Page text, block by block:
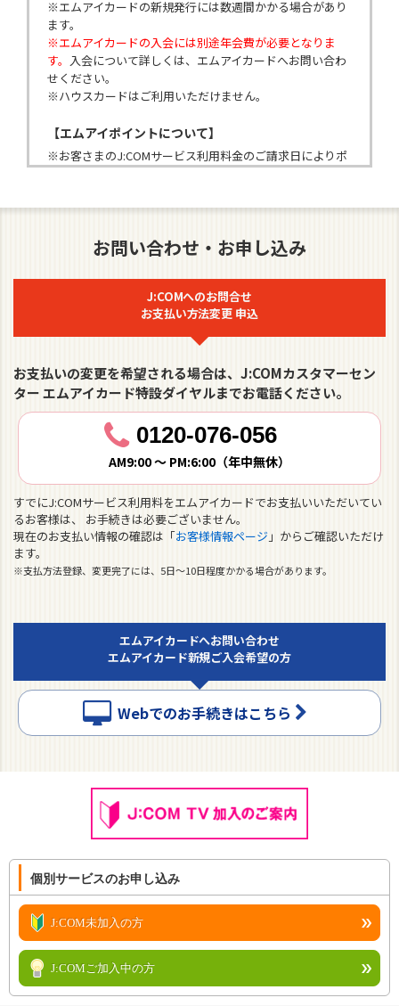
※エムアイカードの新規発行には数週間かかる場合があり
ます。
※エムアイカードの入会には別途年会費が必要となりま
す。 入会について詳しくは、エムアイカードへお問い合わ
せください。
※ハウスカードはご利用いただけません。
【エムアイポイントについて】
※お客さまのJ:COMサービス利用料金のご請求日によりポ
イント付与のタイミングが異なります。
れます。エムアイカードのすべてのお支払いに適用される
※お支払方法登録、変更完了には、5日〜10日程度かかる
お問い合わせ・お申し込み
J:COMへのお問合せ
お支払い方法変更 申込
お支払いの変更を希望される場合は、J:COMカスタマーセン
ターエムアイカード特設ダイヤルまでお電話ください。
0120-076-056
AM9:00 ～ PM:6:00（年中無休）
すでにJ:COMサービス利用料をエムアイカードでお支払いいただいてい
るお客様は、
お手続きは必要ございません。
現在のお支払い情報の確認は「お客様情報ページ 」からご確認いただけ
ます。
※支払方法登録、変更完了には、5日～10日程度かかる場合があります。
エムアイカードへお問い合わせ
エムアイカード新規ご入会希望の方
Webでのお手続きはこちら
個別サービスのお申し込み
J:COM未加入の方
J:COMご加入中の方